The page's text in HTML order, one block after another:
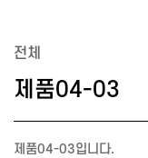
전체
제품04-03
제품04-03입니다.